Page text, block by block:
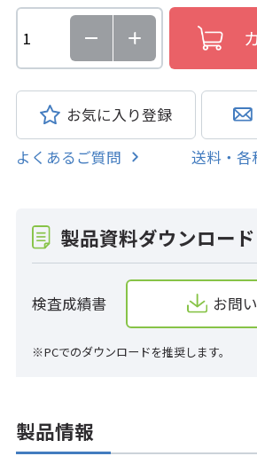
お気に入り登録
よくあるご質問 送料・各
製品資料ダウンロード
検査成績書 お問
※PCでのダウンロードを推奨します。
製品情報